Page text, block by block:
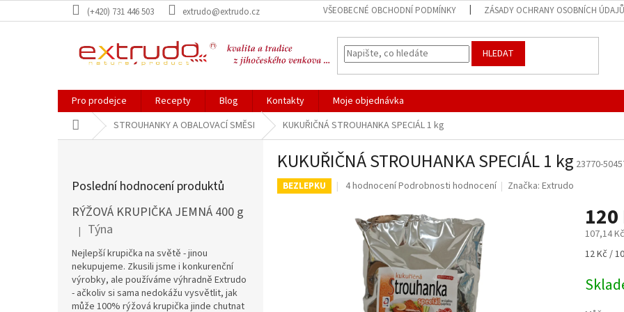
na
(+420) 731 446 503 extrudo@extrudo.cz VŠEOBECNÉ OBCHODNÍ PODMÍNKY ZÁSADY OCHRANY OSOBNÍCH ÚDAJŮ
HLEDAT
Pro prodejce Recepty Blog Kontakty
Moje objednávka
Domů STROUHANKY A OBALOVACÍ SMĚSI KUKUŘIČNÁ STROUHANKA SPECIÁL 1 kg
Poslední hodnocení produktů
RÝŽOVÁ KRUPIČKA JEMNÁ 400 g
Hodnocení produktu je 5 z 5 hvězdiček.
| Týna
Nejlepší krupička na světě - jinou
nekupujeme. Zkusili jsme i konkurenční
výrobky, ale používáme výhradně Extrudo
- ačkoliv si sama nedokážu vysvětlit, jak
může 100% rýžová krupička jinde chutnat
KUKUŘIČNÁ STROUHANKA SPECIÁL 1 kg 23770-
BEZLEPKU
Průměrné
hvězdiček.
4 hodnoceníPodrobnosti hodnocení Značka:Extrudo
120
107,14
Měrná
12 Kč /